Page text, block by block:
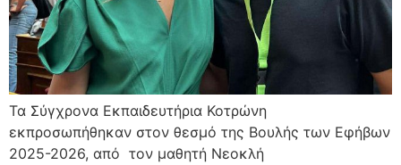
Τα Σύγχρονα Εκπαιδευτήρια Κοτρώνη
εκπροσωπήθηκαν στον θεσμό της Βουλής των Εφήβων
2025-2026, από τον μαθητή Νεοκλή